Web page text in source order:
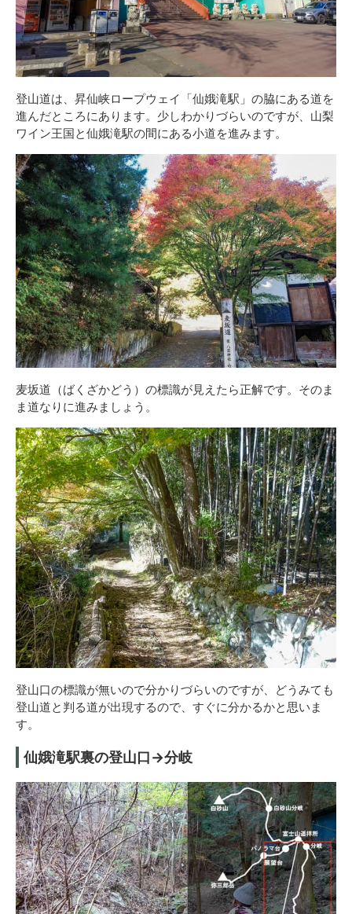
登山道は、昇仙峡ロープウェイ「仙娥滝駅」の脇にある道を
進んだところにあります。少しわかりづらいのですが、山梨
ワイン王国と仙娥滝駅の間にある小道を進みます。
麦坂道（ばくざかどう）の標識が見えたら正解です。そのま
ま道なりに進みましょう。
登山口の標識が無いので分かりづらいのですが、どうみても
登山道と判る道が出現するので、すぐに分かるかと思いま
す。
仙娥滝駅裏の登山口→分岐